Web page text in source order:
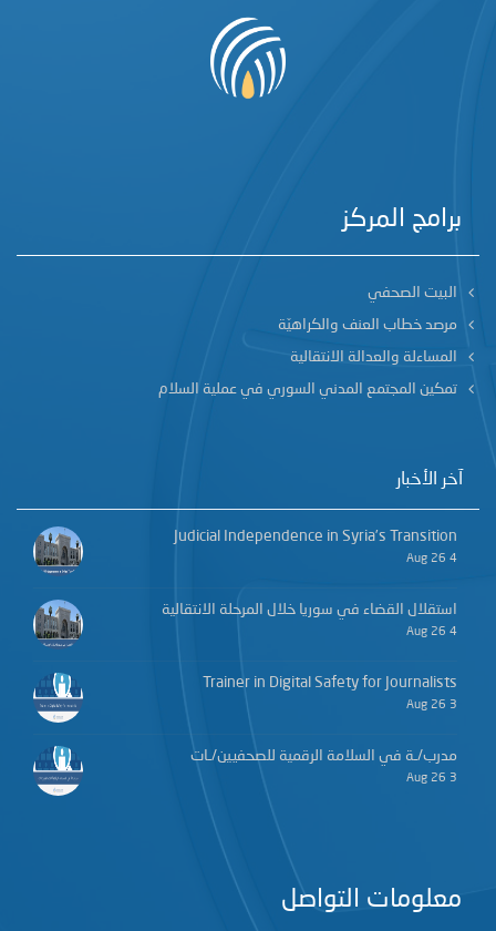
برامج المركز
البيت الصحفي
مرصد خطاب العنف والكراهيّة
المساءلة والعدالة الانتقالية
تمكين المجتمع المدني السوري في عملية السلام
آخر الأخبار
Judicial Independence in Syria’s Transition
4 Aug 26
استقلال القضاء في سوريا خلال المرحلة الانتقالية
4 Aug 26
Trainer in Digital Safety for Journalists
3 Aug 26
مدرب/ـة في السلامة الرقمية للصحفيين/ـات
3 Aug 26
معلومات التواصل